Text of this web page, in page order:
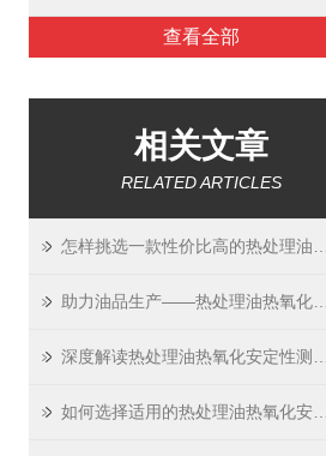
查看全部
相关文章
RELATED ARTICLES